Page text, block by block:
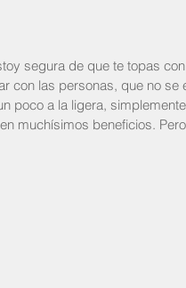
segura de que te topas
con las personas, que no se
poco a la ligera,
muchísimos beneficios.